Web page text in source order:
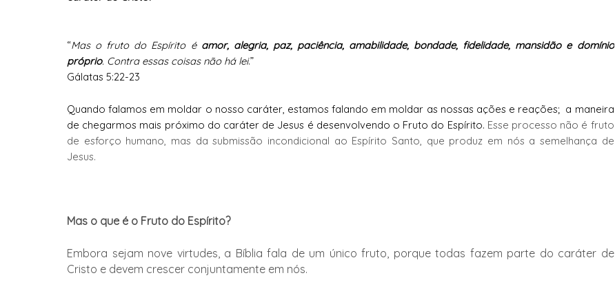
“Mas o fruto do Espírito é amor, alegria, paz, paciência, amabilidade, bondade, fidelidade, mansidão e domínio
próprio. Contra essas coisas não há lei.”
Gálatas 5:22-23
Quando falamos em moldar o nosso caráter, estamos falando em moldar as nossas ações e reações; a maneira
de chegarmos mais próximo do caráter de Jesus é desenvolvendo o Fruto do Espírito. Esse processo não é fruto
de esforço humano, mas da submissão incondicional ao Espírito Santo, que produz em nós a semelhança de
Jesus.
Mas o que é o Fruto do Espírito?
Embora sejam nove virtudes, a Bíblia fala de um único fruto, porque todas fazem parte do caráter de
Cristo e devem crescer conjuntamente em nós.